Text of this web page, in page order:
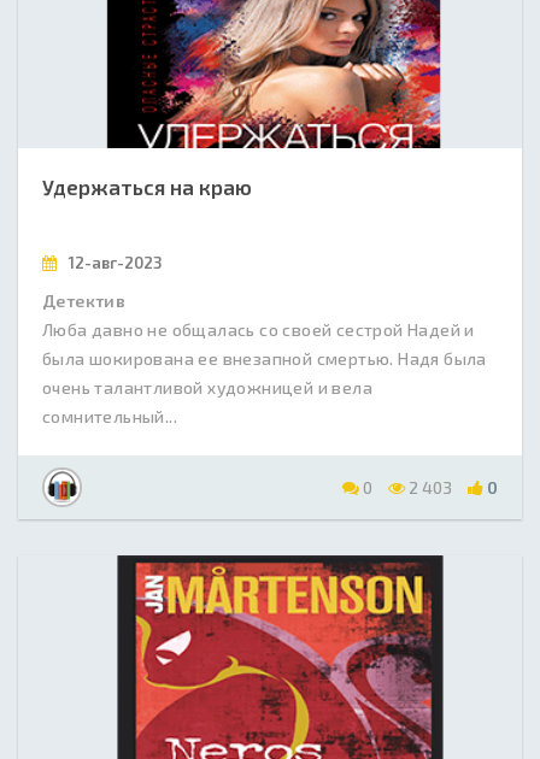
Удержаться на краю
12-авг-2023
Детектив
Люба давно не общалась со своей сестрой Надей и
была шокирована ее внезапной смертью. Надя была
очень талантливой художницей и вела
сомнительный...
0 2 403 0